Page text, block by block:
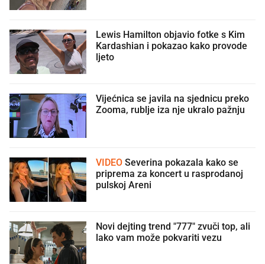
Lewis Hamilton objavio fotke s Kim
Kardashian i pokazao kako provode
ljeto
Vijećnica se javila na sjednicu preko
Zooma, rublje iza nje ukralo pažnju
VIDEO
priprema za koncert u rasprodanoj
pulskoj Areni
Novi dejting trend "777" zvuči top, ali
lako vam može pokvariti vezu